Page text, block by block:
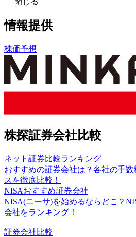
情報提供
株価予想
株探証券会社比較
ネット証券比較ランキング
おすすめの証券会社は？各社の手
スを徹底比較！
NISAおすすめ証券会社
NISA(ニーサ)を始めるならどこ？
会社をランキング！
証券会社比較